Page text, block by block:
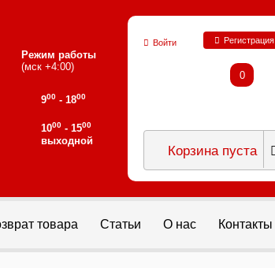
Режим работы
(мск +4:00)
900 - 1800
1000 - 1500
выходной
Войти Регистрация
0
Корзина пуста
товара Статьи О нас Контакты